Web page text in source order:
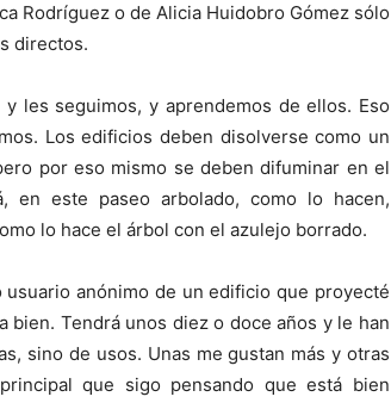
Rodríguez o de Alicia Huidobro Gómez sólo
directos.
les seguimos, y aprendemos de ellos. Eso
Los edificios deben disolverse como un
por eso mismo se deben difuminar en el
en este paseo arbolado, como lo hacen,
lo hace el árbol con el azulejo borrado.
anónimo de un edificio que proyecté
bien. Tendrá unos diez o doce años y le han
sino de usos. Unas me gustan más y otras
que sigo pensando que está bien